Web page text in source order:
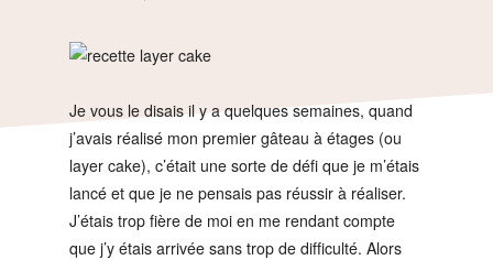
Je vous le disais il y a quelques semaines, quand
j’avais réalisé mon premier gâteau à étages (ou
layer cake), c’était une sorte de défi que je m’étais
lancé et que je ne pensais pas réussir à réaliser.
J’étais trop fière de moi en me rendant compte
que j’y étais arrivée sans trop de difficulté. Alors